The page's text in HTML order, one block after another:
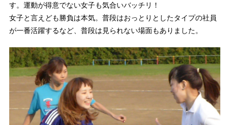
す。運動が得意でない女子も気合いバッチリ！
女子と言えども勝負は本気。普段はおっとりとしたタイプの社員
が一番活躍するなど、普段は見られない場面もありました。